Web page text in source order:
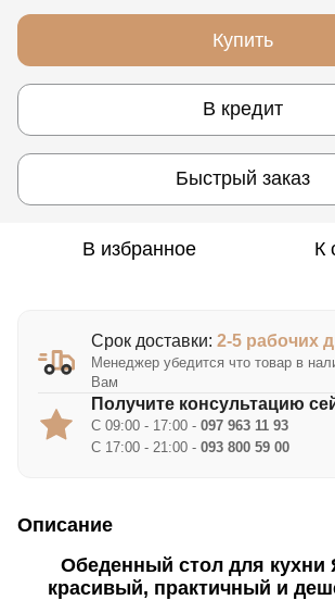
Купить
В кредит
Быстрый заказ
В избранное К
Срок доставки: 2-5 рабочих
Менеджер убедится что товар в
Вам
Получите консультацию
С 09:00 - 17:00 - 097 963 11 93
С 17:00 - 21:00 - 093 800 59 00
Описание
Обеденный стол для кухни
красивый, практичный и